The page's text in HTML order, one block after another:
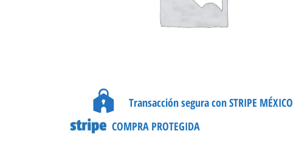
Transacción segura con STRIPE MÉXICO
COMPRA PROTEGIDA